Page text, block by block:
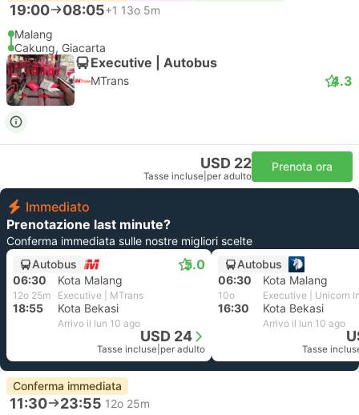
19:00 08:05+1 13o 5m
Malang
Cakung, Giacarta
Executive | Autobus
MTrans 4.3
USD 22
Tasse incluse per adulto
Prenota ora
Immediato
Prenotazione last minute?
Conferma immediata sulle nostre migliori scelte
Autobus
5.0
06:30 Kota Malang
12o 25m Executive | MTrans
18:55 Kota Bekasi
Arrivo il lun 10 ago
USD 24
Tasse incluse per adulto
Autobus
06:30
Kota Malang
10o Executive | Unicorn
16:30 Kota Bekasi
Arrivo il lun 10 ago
Tasse
Conferma immediata
11:30 23:55 12o 25m